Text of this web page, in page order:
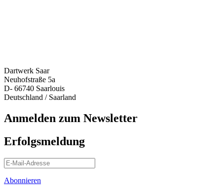
Dartwerk Saar
Neuhofstraße 5a
D- 66740 Saarlouis
Deutschland / Saarland
Anmelden zum Newsletter
Erfolgsmeldung
Abonnieren